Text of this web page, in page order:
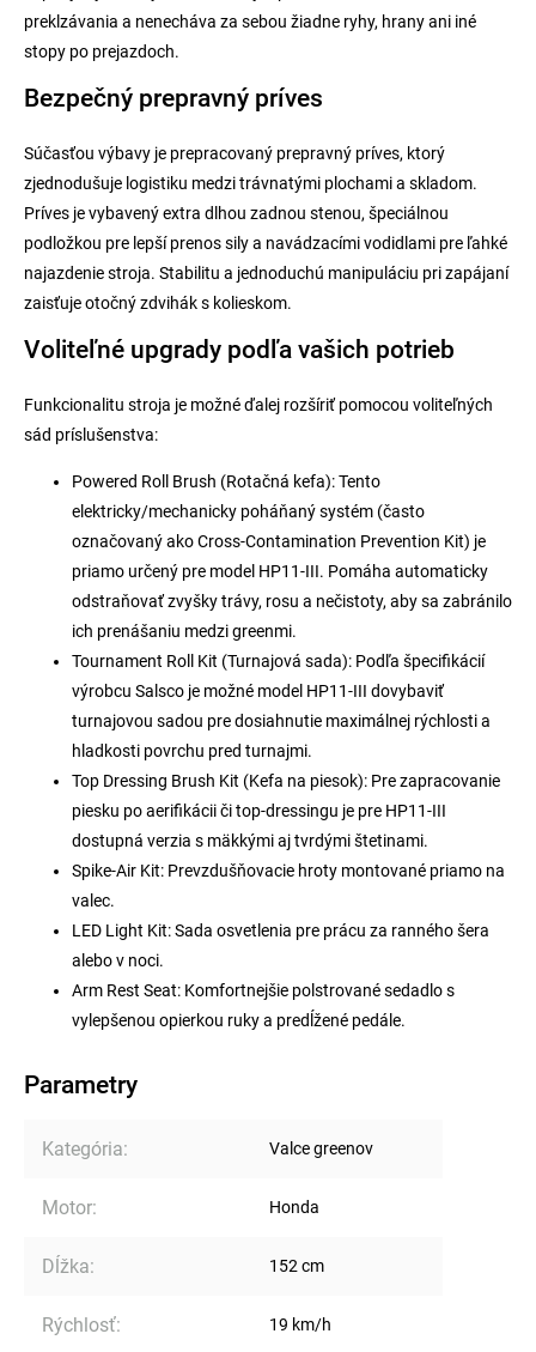
preklzávania a nenecháva za sebou žiadne ryhy, hrany ani iné
stopy po prejazdoch.
Bezpečný prepravný príves
Súčasťou výbavy je prepracovaný prepravný príves, ktorý
zjednodušuje logistiku medzi trávnatými plochami a skladom.
Príves je vybavený extra dlhou zadnou stenou, špeciálnou
podložkou pre lepší prenos sily a navádzacími vodidlami pre ľahké
najazdenie stroja. Stabilitu a jednoduchú manipuláciu pri zapájaní
zaisťuje otočný zdvihák s kolieskom.
Voliteľné upgrady podľa vašich potrieb
Funkcionalitu stroja je možné ďalej rozšíriť pomocou voliteľných
sád príslušenstva:
Powered Roll Brush (Rotačná kefa): Tento
elektricky/mechanicky poháňaný systém (často
označovaný ako Cross-Contamination Prevention Kit) je
priamo určený pre model HP11-III. Pomáha automaticky
odstraňovať zvyšky trávy, rosu a nečistoty, aby sa zabránilo
ich prenášaniu medzi greenmi.
Tournament Roll Kit (Turnajová sada): Podľa špecifikácií
výrobcu Salsco je možné model HP11-III dovybaviť
turnajovou sadou pre dosiahnutie maximálnej rýchlosti a
hladkosti povrchu pred turnajmi.
Top Dressing Brush Kit (Kefa na piesok): Pre zapracovanie
piesku po aerifikácii či top-dressingu je pre HP11-III
dostupná verzia s mäkkými aj tvrdými štetinami.
Spike-Air Kit: Prevzdušňovacie hroty montované priamo na
valec.
LED Light Kit: Sada osvetlenia pre prácu za ranného šera
alebo v noci.
Arm Rest Seat: Komfortnejšie polstrované sedadlo s
vylepšenou opierkou ruky a predĺžené pedále.
Parametry
Kategória: Valce greenov
Motor: Honda
Dĺžka: 152 cm
Rýchlosť: 19 km/h